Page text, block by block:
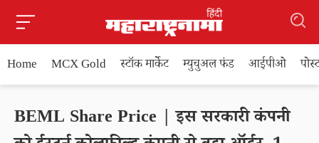
Home MCX Gold स्टॉक मार्केट म्युचुअल फंड आईपीओ
BEML Share Price | इस सरकारी कंपनी